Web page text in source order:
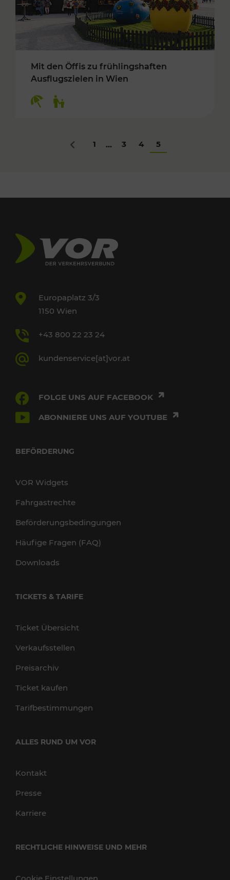
Mit den Öffis zu frühlingshaften
Ausflugszielen in Wien
Zurück
1 ... 3 4 5
Europaplatz 3/3
1150 Wien
+43 800 22 23 24
kundenservice[at]vor.at
FOLGE UNS AUF FACEBOOK
ABONNIERE UNS AUF YOUTUBE
BEFÖRDERUNG
VOR Widgets
Fahrgastrechte
Beförderungsbedingungen
Häufige Fragen (FAQ)
Downloads
TICKETS & TARIFE
Ticket Übersicht
Verkaufsstellen
Preisarchiv
Ticket kaufen
Tarifbestimmungen
ALLES RUND UM VOR
Kontakt
Presse
Karriere
RECHTLICHE HINWEISE UND MEHR